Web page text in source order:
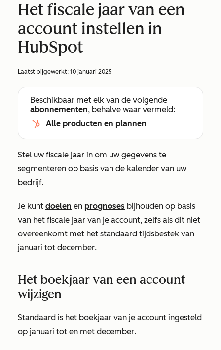
Het fiscale jaar van een
account instellen in
HubSpot
Laatst bijgewerkt: 10 januari 2025
Beschikbaar met elk van de volgende
abonnementen, behalve waar vermeld:
Alle producten en plannen
Stel uw fiscale jaar in om uw gegevens te
segmenteren op basis van de kalender van uw
bedrijf.
Je kunt doelen en prognoses bijhouden op basis
van het fiscale jaar van je account, zelfs als dit niet
overeenkomt met het standaard tijdsbestek van
januari tot december.
Het boekjaar van een account
wijzigen
Standaard is het boekjaar van je account ingesteld
op januari tot en met december.